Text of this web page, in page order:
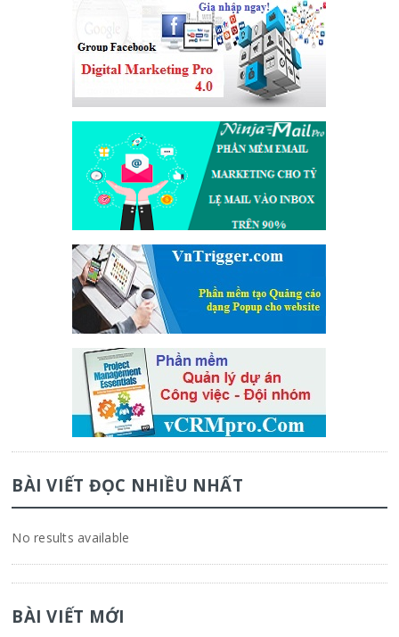
BÀI VIẾT ĐỌC NHIỀU NHẤT
No results available
BÀI VIẾT MỚI